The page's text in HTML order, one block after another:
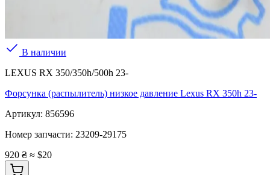
В наличии
LEXUS RX 350/350h/500h 23-
Форсунка (распылитель) низкое давление Lexus RX 350h 23-
Артикул: 856596
Номер запчасти: 23209-29175
920 ₴ ≈ $20